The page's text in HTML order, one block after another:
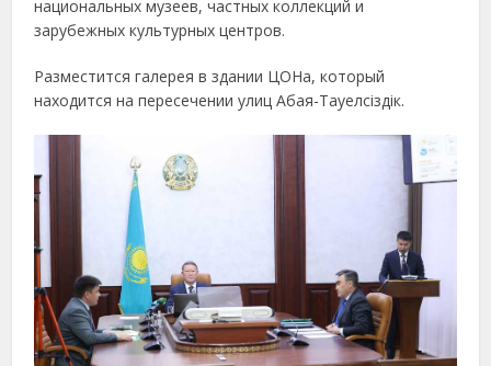
национальных музеев, частных коллекций и
зарубежных культурных центров.
Разместится галерея в здании ЦОНа, который
находится на пересечении улиц Абая-Тауелсіздік.